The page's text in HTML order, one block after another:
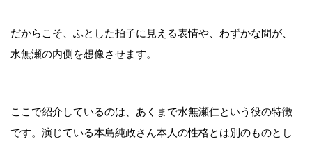
だからこそ、ふとした拍子に見える表情や、わずかな間が、
水無瀬の内側を想像させます。
ここで紹介しているのは、あくまで水無瀬仁という役の特徴
です。演じている本島純政さん本人の性格とは別のものとし